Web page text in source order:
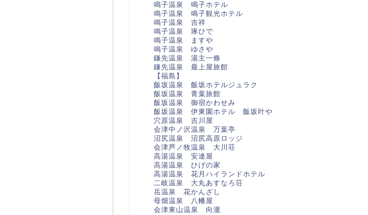
鳴子温泉 鳴子ホテル
鳴子温泉 鳴子観光ホテル
鳴子温泉 吉祥
鳴子温泉 琢ひで
鳴子温泉 ますや
鳴子温泉 ゆさや
鎌先温泉 湯主一條
鎌先温泉 最上屋旅館
【福島】
飯坂温泉 飯坂ホテルジュラク
飯坂温泉 青葉旅館
飯坂温泉 御宿かわせみ
飯坂温泉 伊東園ホテル 飯坂叶や
穴原温泉 吉川屋
会津中ノ沢温泉 万葉亭
沼尻温泉 沼尻高原ロッジ
会津芦ノ牧温泉 大川荘
高湯温泉 安達屋
高湯温泉 ひげの家
高湯温泉 花月ハイランドホテル
二岐温泉 大丸あすなろ荘
岳温泉 花かんざし
母畑温泉 八幡屋
会津東山温泉 向瀧